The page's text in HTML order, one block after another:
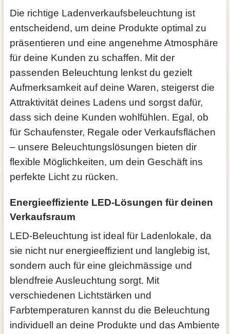
Die richtige Ladenverkaufsbeleuchtung ist
entscheidend, um deine Produkte optimal zu
präsentieren und eine angenehme Atmosphäre
für deine Kunden zu schaffen. Mit der
passenden Beleuchtung lenkst du gezielt
Aufmerksamkeit auf deine Waren, steigerst die
Attraktivität deines Ladens und sorgst dafür,
dass sich deine Kunden wohlfühlen. Egal, ob
für Schaufenster, Regale oder Verkaufsflächen
– unsere Beleuchtungslösungen bieten dir
flexible Möglichkeiten, um dein Geschäft ins
perfekte Licht zu rücken.
Energieeffiziente LED-Lösungen für deinen
Verkaufsraum
LED-Beleuchtung ist ideal für Ladenlokale, da
sie nicht nur energieeffizient und langlebig ist,
sondern auch für eine gleichmässige und
blendfreie Ausleuchtung sorgt. Mit
verschiedenen Lichtstärken und
Farbtemperaturen kannst du die Beleuchtung
individuell an deine Produkte und das Ambiente